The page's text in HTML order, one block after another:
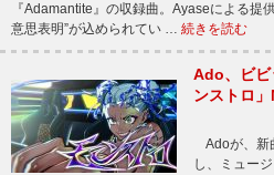
『Adamantite』の収録曲。Ayaseによる提
意思表明”が込められてい … 続きを読む
Ado、ビビ
ンストロ」
Adoが、新
し、ミュー